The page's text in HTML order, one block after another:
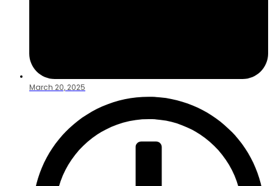
March 20, 2025